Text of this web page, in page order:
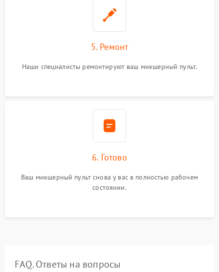
5. Ремонт
Наши специалисты ремонтируют ваш микшерный пульт.
6. Готово
Ваш микшерный пульт снова у вас в полностью рабочем
состоянии.
FAQ. Ответы на вопросы